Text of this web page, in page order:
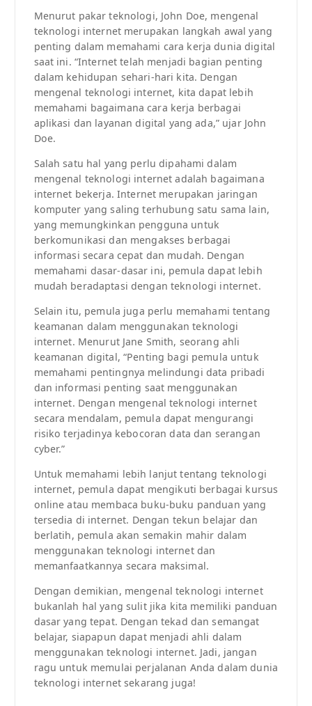
Menurut pakar teknologi, John Doe, mengenal
teknologi internet merupakan langkah awal yang
penting dalam memahami cara kerja dunia digital
saat ini. “Internet telah menjadi bagian penting
dalam kehidupan sehari-hari kita. Dengan
mengenal teknologi internet, kita dapat lebih
memahami bagaimana cara kerja berbagai
aplikasi dan layanan digital yang ada,” ujar John
Doe.
Salah satu hal yang perlu dipahami dalam
mengenal teknologi internet adalah bagaimana
internet bekerja. Internet merupakan jaringan
komputer yang saling terhubung satu sama lain,
yang memungkinkan pengguna untuk
berkomunikasi dan mengakses berbagai
informasi secara cepat dan mudah. Dengan
memahami dasar-dasar ini, pemula dapat lebih
mudah beradaptasi dengan teknologi internet.
Selain itu, pemula juga perlu memahami tentang
keamanan dalam menggunakan teknologi
internet. Menurut Jane Smith, seorang ahli
keamanan digital, “Penting bagi pemula untuk
memahami pentingnya melindungi data pribadi
dan informasi penting saat menggunakan
internet. Dengan mengenal teknologi internet
secara mendalam, pemula dapat mengurangi
risiko terjadinya kebocoran data dan serangan
cyber.”
Untuk memahami lebih lanjut tentang teknologi
internet, pemula dapat mengikuti berbagai kursus
online atau membaca buku-buku panduan yang
tersedia di internet. Dengan tekun belajar dan
berlatih, pemula akan semakin mahir dalam
menggunakan teknologi internet dan
memanfaatkannya secara maksimal.
Dengan demikian, mengenal teknologi internet
bukanlah hal yang sulit jika kita memiliki panduan
dasar yang tepat. Dengan tekad dan semangat
belajar, siapapun dapat menjadi ahli dalam
menggunakan teknologi internet. Jadi, jangan
ragu untuk memulai perjalanan Anda dalam dunia
teknologi internet sekarang juga!